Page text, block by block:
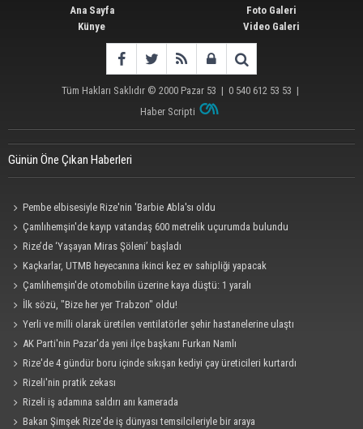
Ana Sayfa
Künye
Foto Galeri
Video Galeri
Tüm Hakları Saklıdır © 2000 Pazar 53 | 0 540 612 53 53 |
Haber Scripti
Günün Öne Çıkan Haberleri
Pembe elbisesiyle Rize'nin 'Barbie Abla'sı oldu
Çamlıhemşin'de kayıp vatandaş 600 metrelik uçurumda bulundu
Rize’de ‘Yaşayan Miras Şöleni’ başladı
Kaçkarlar, UTMB heyecanına ikinci kez ev sahipliği yapacak
Çamlıhemşin'de otomobilin üzerine kaya düştü: 1 yaralı
İlk sözü, "Bize her yer Trabzon" oldu!
Yerli ve milli olarak üretilen ventilatörler şehir hastanelerine ulaştı
AK Parti'nin Pazar'da yeni ilçe başkanı Furkan Namlı
Rize'de 4 gündür boru içinde sıkışan kediyi çay üreticileri kurtardı
Rizeli'nin pratik zekası
Rizeli iş adamına saldırı anı kamerada
Bakan Şimşek Rize'de iş dünyası temsilcileriyle bir araya